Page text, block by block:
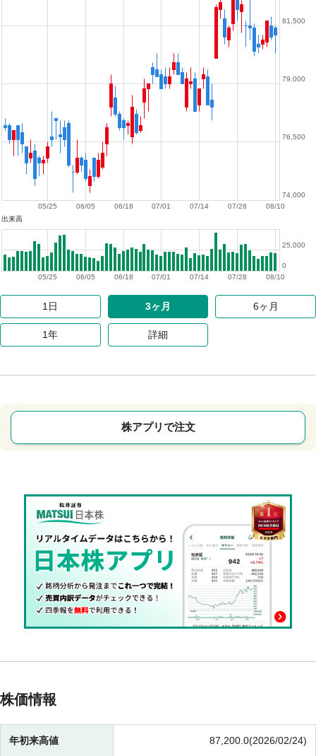
08/10
07/28
07/14
07/01
06/18
06/05
05/25
74,000
76,500
79,000
81,500
出来高
08/10
07/28
07/14
07/01
06/18
06/05
05/25
0
25,000
1日 3ヶ月 6ヶ月
1年 詳細
株アプリで注文
株価情報
年初来高値 87,200.0(2026/02/24)